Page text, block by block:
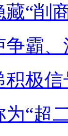
“削
霸
极
“超